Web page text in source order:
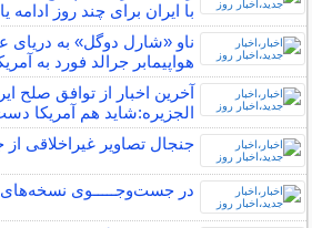
با ایران برای چند روز ادامه
ناو «شارل دوگل» به
هواپیمابر جرالد فورد به
آخرین اخبار از توافق صلح
الجزیره:شاید هم آمریکا
جنجال تصاویر غیراخلاقی از
در جست‌وجـــــوی